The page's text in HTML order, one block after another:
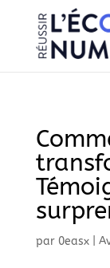
par 0easx|